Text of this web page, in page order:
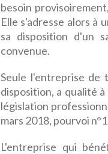
besoin
Elle s'adresse alors à
sa disposition d'un
convenue.
Seule l'entreprise de
disposition, a qualité
législation
mars 2018, pourvoi
L'entreprise qui